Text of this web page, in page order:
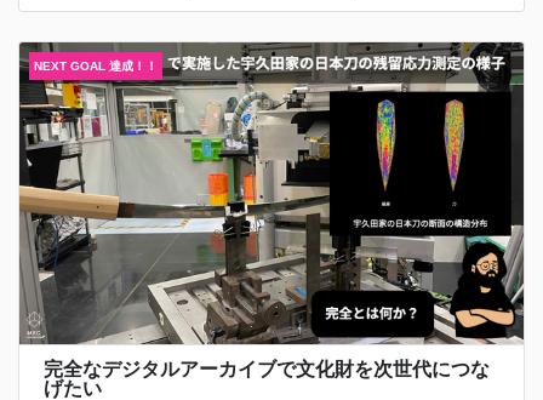
完全なデジタルアーカイブで文化財を次世代につな
げたい